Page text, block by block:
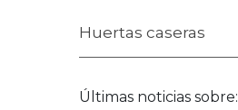
Huertas caseras
Últimas noticias sobre: